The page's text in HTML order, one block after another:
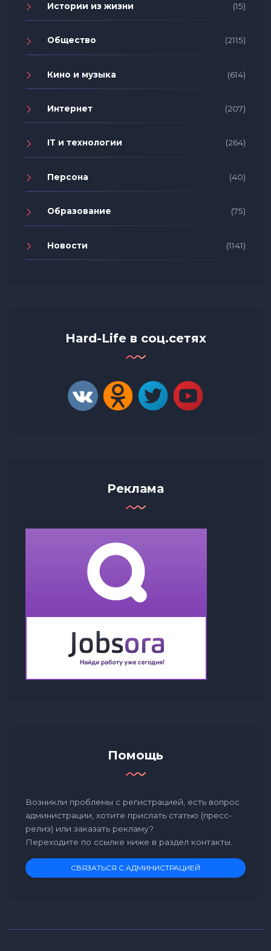
Истории из жизни (15)
Общество (2115)
Кино и музыка (614)
Интернет (207)
IT и технологии (264)
Персона (40)
Образование (75)
Новости (1141)
Hard-Life в соц.сетях
Реклама
Помощь
Возникли проблемы с регистрацией, есть вопрос
администрации, хотите прислать статью (пресс-
релиз) или заказать рекламу?
Переходите по ссылке ниже в раздел контакты.
СВЯЗАТЬСЯ С АДМИНИСТРАЦИЕЙ